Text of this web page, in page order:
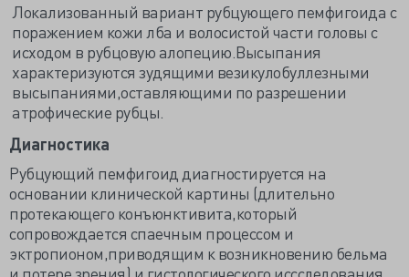
Локализованный вариант рубцующего пемфигоида с
поражением кожи лба и волосистой части головы с
исходом в рубцовую алопецию.Высыпания
характеризуются зудящими везикулобуллезными
высыпаниями,оставляющими по разрешении
атрофические рубцы.
Диагностика
Рубцующий пемфигоид диагностируется на
основании клинической картины (длительно
протекающего конъюнктивита,который
сопровождается спаечным процессом и
эктропионом,приводящим к возникновению бельма